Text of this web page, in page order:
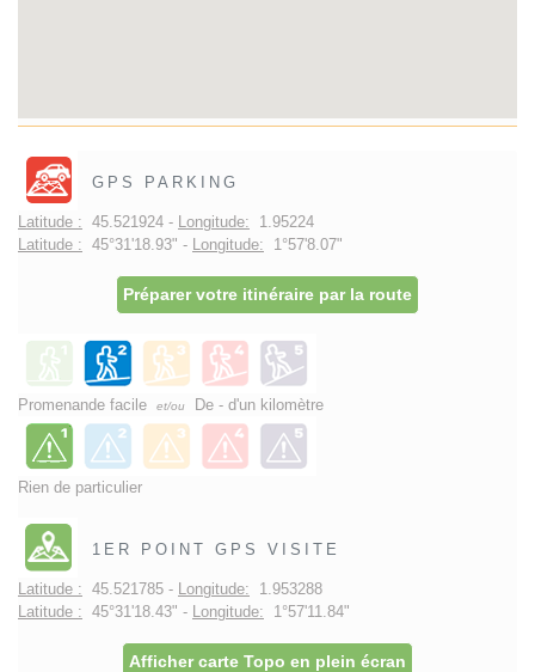
GPS PARKING
Latitude : 45.521924 - Longitude: 1.95224
Latitude : 45°31'18.93" - Longitude: 1°57'8.07"
Préparer votre itinéraire par la route
Promenande facile et/ou De - d'un kilomètre
Rien de particulier
1ER POINT GPS VISITE
Latitude : 45.521785 - Longitude: 1.953288
Latitude : 45°31'18.43" - Longitude: 1°57'11.84"
Afficher carte Topo en plein écran